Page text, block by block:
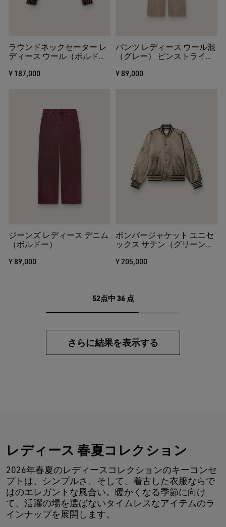
ラウンドネックセーター レ
ディース ウール（ボルド
ロイダリー
¥ 187,000
パンツ レディース ウール混
（グレー） ピンストライプ
¥ 89,000
ジーンズ レディース デニム
（ボルドー）
¥ 89,000
ボンバージャケット ユニセ
ックス サテン（グリーン）
¥ 205,000
52点中 36 点
さらに結果を表示する
レディース 春夏コレクション
2026年春夏のレディースコレクションのキーコンセ
プトは、シンプルさ、そして、着古した衣服ならで
はのエレガントな風合い。暖かくなる季節に向け
て、活躍の場を選ばないタイムレスなアイテムのラ
インナップを展開します。